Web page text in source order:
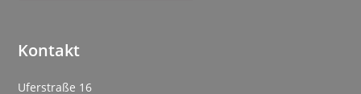
Kontakt
Uferstraße 16